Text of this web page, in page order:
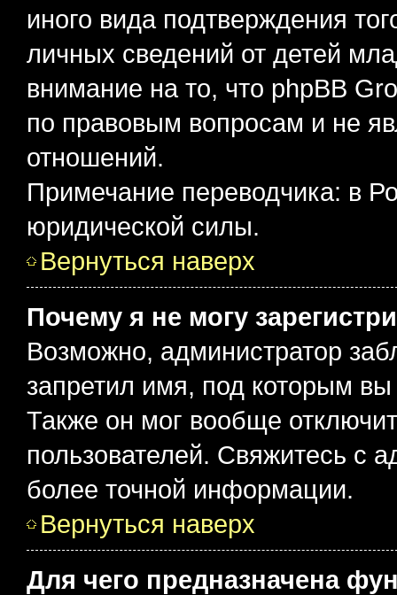
иного вида подтверждения
личных сведений от детей
внимание на то, что phpBB
по правовым вопросам и не
отношений.
Примечание переводчика: в
юридической силы.
Вернуться наверх
Почему я не могу
Возможно, администратор
запретил имя, под которым вы
Также он мог вообще
пользователей. Свяжитесь с
более точной информации.
Вернуться наверх
Для чего предназначена